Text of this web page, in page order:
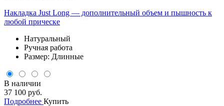
Накладка Just Long — дополнительный объем и пышность к
любой прическе
Натуральный
Ручная работа
Размер: Длинные
В наличии
37 100 руб.
Подробнее Купить